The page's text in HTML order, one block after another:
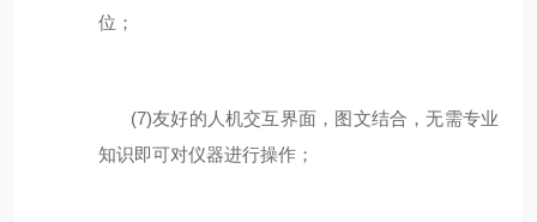
位 ；
(7)友好的人机交互界面，图文结合，无需专业
知识即可对仪器进行操作；